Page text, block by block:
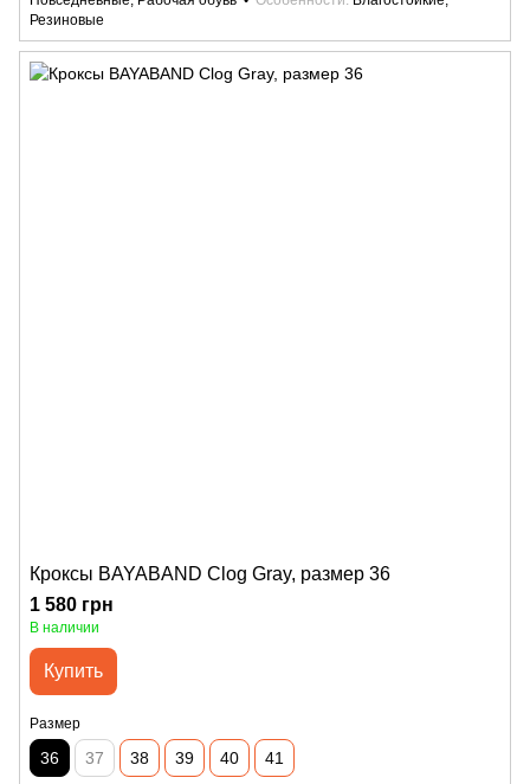
Резиновые
Кроксы BAYABAND Clog Gray, размер 36
1 580 грн
В наличии
Купить
Размер
36 37 38 39 40 41